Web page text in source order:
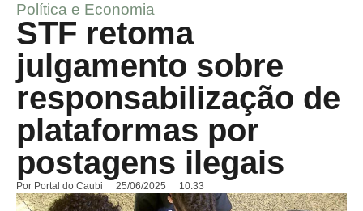
Política e Economia
STF retoma
julgamento sobre
responsabilização de
plataformas por
postagens ilegais
Por Portal do Caubi 25/06/2025 10:33